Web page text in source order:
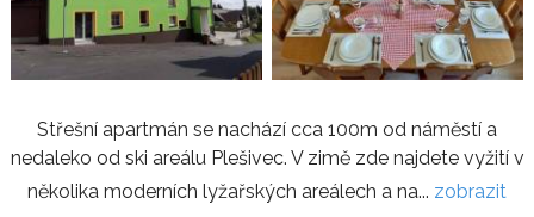
Střešní apartmán se nachází cca 100m od náměstí a
nedaleko od ski areálu Plešivec. V zimě zde najdete vyžití v
několika moderních lyžařských areálech a na... zobrazit